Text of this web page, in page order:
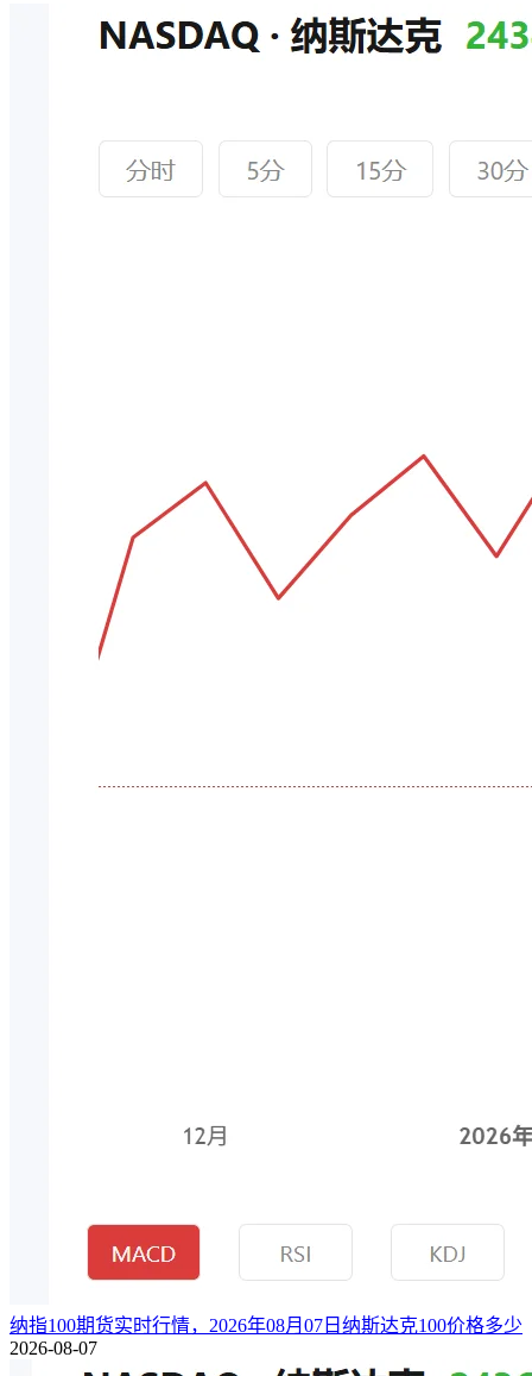
纳指100期货实时行情，2026年08月07日纳斯达克100价格多少
2026-08-07